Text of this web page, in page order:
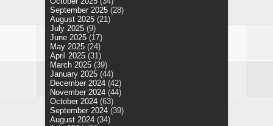
September 2025 (28)
August 2025 (21)
July 2025 (9)
June 2025 (17)
May 2025 (24)
April 2025 (31)
March 2025 (39)
January 2025 (44)
December 2024 (42)
November 2024 (44)
October 2024 (63)
September 2024 (39)
August 2024 (34)